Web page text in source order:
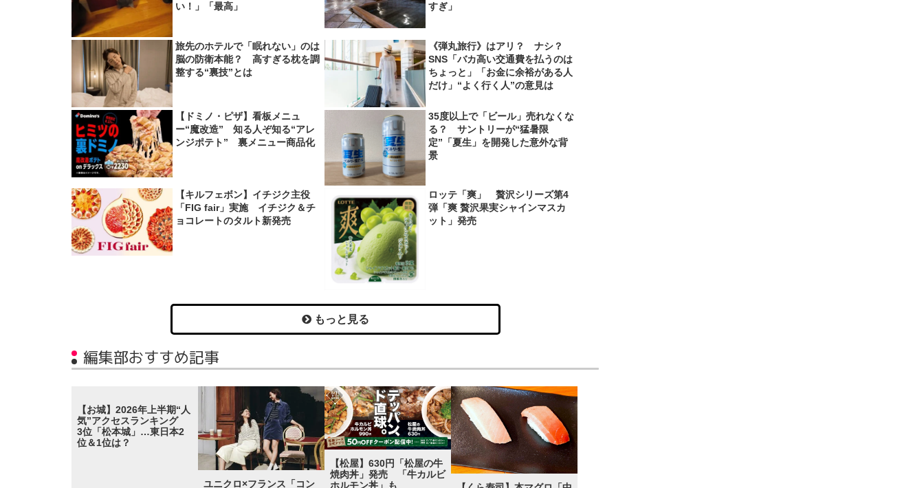
い！」「最高」
すぎ」
旅先のホテルで「眠れない」のは
脳の防衛本能？ 高すぎる枕を調
整する“裏技”とは
《弾丸旅行》はアリ？ ナシ？
SNS「バカ高い交通費を払うのは
ちょっと」「お金に余裕がある人
だけ」“よく行く人”の意見は
【ドミノ・ピザ】看板メニュ
ー“魔改造” 知る人ぞ知る“アレ
ンジポテト” 裏メニュー商品化
35度以上で「ビール」売れなくな
る？ サントリーが“猛暑限
定”「夏生」を開発した意外な背
景
【キルフェボン】イチジク主役
「FIG fair」実施 イチジク＆チ
ョコレートのタルト新発売
ロッテ「爽」 贅沢シリーズ第4
弾「爽 贅沢果実シャインマスカ
ット」発売
もっと見る
編集部おすすめ記事
【お城】2026年上半期“人
気”アクセスランキング
3位「松本城」…東日本2
位＆1位は？
ユニクロ×フランス「コン
【松屋】630円「松屋の牛
焼肉丼」発売 「牛カルビ
ホルモン丼」も